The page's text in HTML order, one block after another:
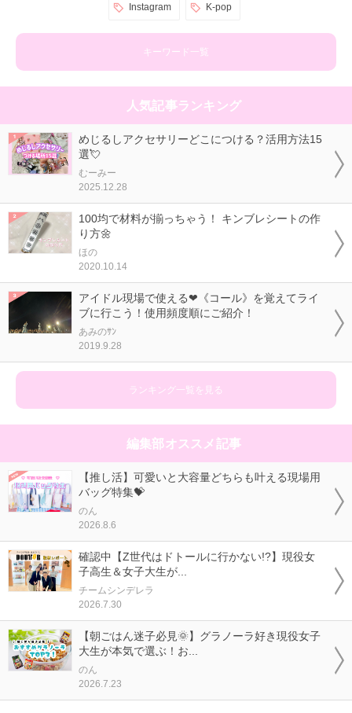
Instagram K-pop
キーワード一覧
人気記事ランキング
めじるしアクセサリーどこにつける？活用方法15
選💘
むーみー
2025.12.28
100均で材料が揃っちゃう！ キンブレシートの作
り方🌼
ほの
2020.10.14
アイドル現場で使える❤《コール》を覚えてライ
ブに行こう！使用頻度順にご紹介！
あみのｻﾝ
2019.9.28
ランキング一覧を見る
編集部オススメ記事
【推し活】可愛いと大容量どちらも叶える現場用
バッグ特集💝
のん
2026.8.6
確認中【Z世代はドトールに行かない!?】現役女
子高生＆女子大生が...
チームシンデレラ
2026.7.30
【朝ごはん迷子必見🌞】グラノーラ好き現役女子
大生が本気で選ぶ！お...
のん
2026.7.23